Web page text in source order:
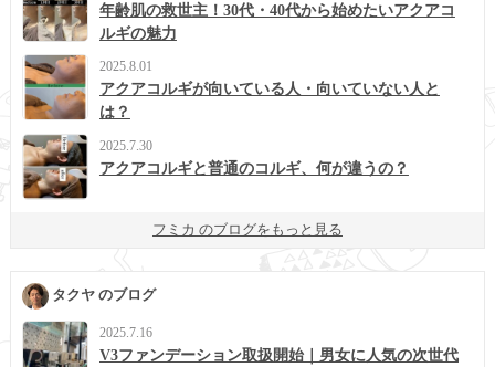
年齢肌の救世主！30代・40代から始めたいアクアコ
ルギの魅力
2025.8.01
アクアコルギが向いている人・向いていない人と
は？
2025.7.30
アクアコルギと普通のコルギ、何が違うの？
フミカ のブログをもっと見る
タクヤ のブログ
2025.7.16
V3ファンデーション取扱開始｜男女に人気の次世代